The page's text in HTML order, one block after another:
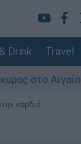
Drink Travel
Αιγαίο:
καρδιά...